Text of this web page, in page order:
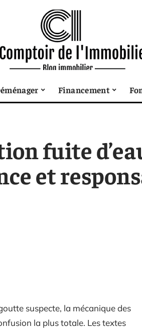
Financement
fuite
et
suspecte, la mécanique des
la plus totale. Les textes